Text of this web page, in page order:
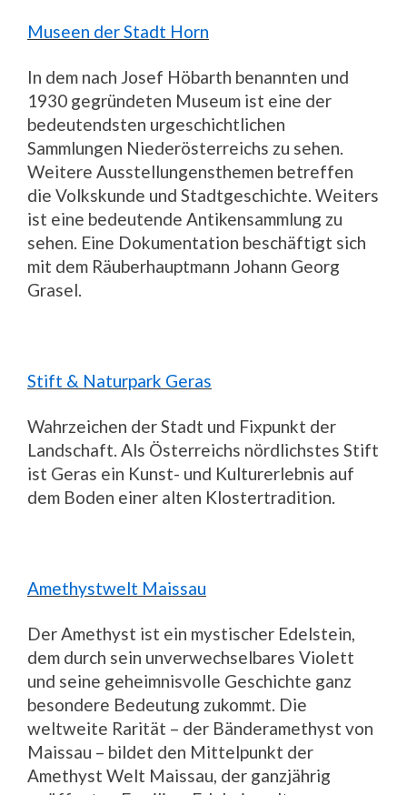
Museen der Stadt Horn
In dem nach Josef Höbarth benannten und
1930 gegründeten Museum ist eine der
bedeutendsten urgeschichtlichen
Sammlungen Niederösterreichs zu sehen.
Weitere Ausstellungensthemen betreffen
die Volkskunde und Stadtgeschichte. Weiters
ist eine bedeutende Antikensammlung zu
sehen. Eine Dokumentation beschäftigt sich
mit dem Räuberhauptmann Johann Georg
Grasel.
Stift & Naturpark Geras
Wahrzeichen der Stadt und Fixpunkt der
Landschaft. Als Österreichs nördlichstes Stift
ist Geras ein Kunst- und Kulturerlebnis auf
dem Boden einer alten Klostertradition.
Amethystwelt Maissau
Der Amethyst ist ein mystischer Edelstein,
dem durch sein unverwechselbares Violett
und seine geheimnisvolle Geschichte ganz
besondere Bedeutung zukommt. Die
weltweite Rarität – der Bänderamethyst von
Maissau – bildet den Mittelpunkt der
Amethyst Welt Maissau, der ganzjährig